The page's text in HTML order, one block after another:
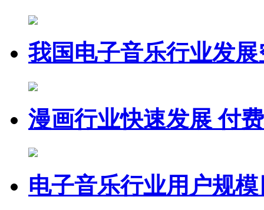
我国电子音乐行业发
漫画行业快速发展 付
电子音乐行业用户规